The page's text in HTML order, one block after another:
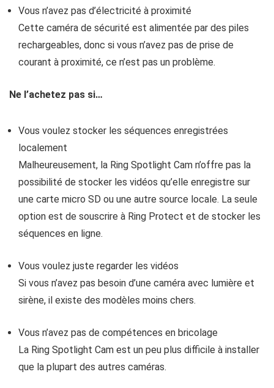
Vous n’avez pas d’électricité à proximité
Cette caméra de sécurité est alimentée par des piles
rechargeables, donc si vous n’avez pas de prise de
courant à proximité, ce n’est pas un problème.
Ne l’achetez pas si…
Vous voulez stocker les séquences enregistrées
localement
Malheureusement, la Ring Spotlight Cam n’offre pas la
possibilité de stocker les vidéos qu’elle enregistre sur
une carte micro SD ou une autre source locale. La seule
option est de souscrire à Ring Protect et de stocker les
séquences en ligne.
Vous voulez juste regarder les vidéos
Si vous n’avez pas besoin d’une caméra avec lumière et
sirène, il existe des modèles moins chers.
Vous n’avez pas de compétences en bricolage
La Ring Spotlight Cam est un peu plus difficile à installer
que la plupart des autres caméras.